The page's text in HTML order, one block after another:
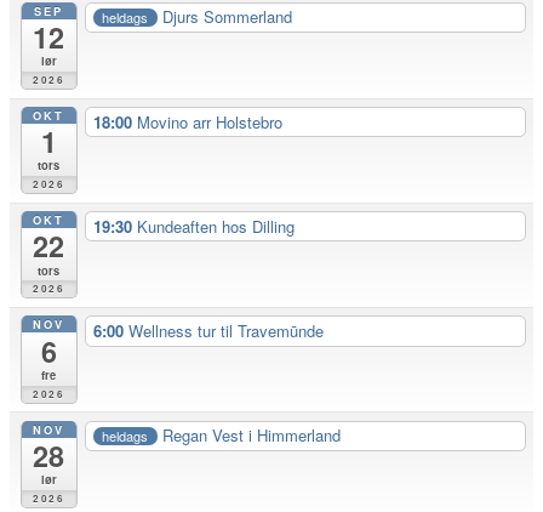
SEP
12
lør
2026
heldags Djurs Sommerland
OKT
1
tors
2026
18:00 Movino arr Holstebro
OKT
22
tors
2026
19:30 Kundeaften hos Dilling
NOV
6
fre
2026
6:00 Wellness tur til Travemūnde
NOV
28
lør
2026
heldags Regan Vest i Himmerland